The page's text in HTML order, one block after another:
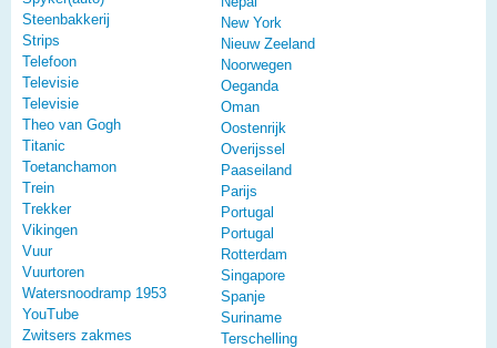
Steenbakkerij
Strips
Telefoon
Televisie
Televisie
Theo van Gogh
Titanic
Toetanchamon
Trein
Trekker
Vikingen
Vuur
Vuurtoren
Watersnoodramp 1953
YouTube
Zwitsers zakmes
New York
Nieuw Zeeland
Noorwegen
Oeganda
Oman
Oostenrijk
Overijssel
Paaseiland
Parijs
Portugal
Portugal
Rotterdam
Singapore
Spanje
Suriname
Terschelling